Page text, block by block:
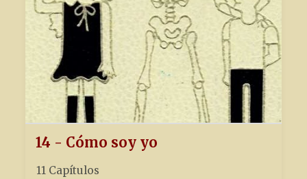
14 - Cómo soy yo
11 Capítulos